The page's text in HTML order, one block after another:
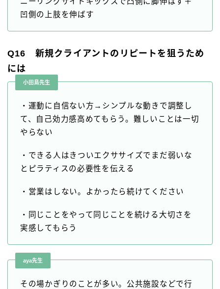
凹側の上肢を伸ばす
Q16 新規クライアントのリピートを狙うため
には
小田島先生
・運動に自信ない方→シンプルな動きで調整し
て、自己効力感高めてもらう。難しいことは一切
やらない
・できる人はきついエクササイズでまだ弱いな
とピラティスの必要性を伝える
・営業はしない。よかったら続けてください
・同じことをやって同じことを続ける大切さを
実感してもらう
aya先生
その場かぎりのことが多い。公共施設などで行